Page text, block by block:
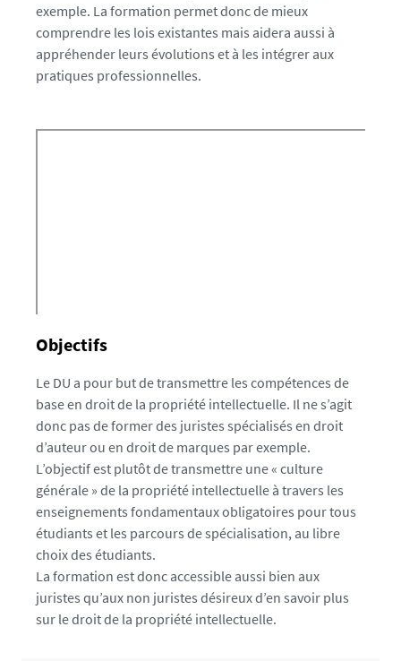
exemple. La formation permet donc de mieux
comprendre les lois existantes mais aidera aussi à
appréhender leurs évolutions et à les intégrer aux
pratiques professionnelles.
Objectifs
Le DU a pour but de transmettre les compétences de
base en droit de la propriété intellectuelle. Il ne s’agit
donc pas de former des juristes spécialisés en droit
d’auteur ou en droit de marques par exemple.
L’objectif est plutôt de transmettre une « culture
générale » de la propriété intellectuelle à travers les
enseignements fondamentaux obligatoires pour tous
étudiants et les parcours de spécialisation, au libre
choix des étudiants.
La formation est donc accessible aussi bien aux
juristes qu’aux non juristes désireux d’en savoir plus
sur le droit de la propriété intellectuelle.